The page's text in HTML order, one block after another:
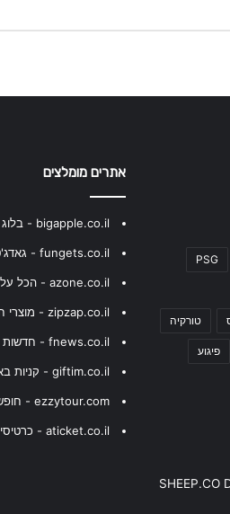
PSG
טורקיה
פיגוע
SHEEP.CO
אתרים מומלצים
bigapple.co.il - בלוג בניית אתרים
fungets.co.il - גאדג'טים הכי שווים
azone.co.il - הכל על קניה באמזון
zipzap.co.il - מוצרי חשמל במחירים הגיוניים
fnews.co.il - חדשות כלכלה
giftim.co.il - קניות באינטרנט
ezzytour.com - חופשות בארץ ובעולם
aticket.co.il - כרטיסים להופעות